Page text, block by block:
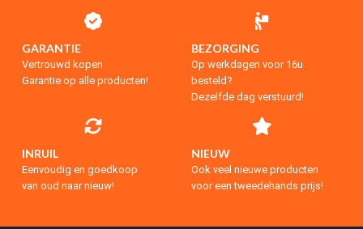
GARANTIE
Vertrouwd kopen
Garantie op alle producten!
BEZORGING
Op werkdagen voor 16u
besteld?
Dezelfde dag verstuurd!
INRUIL
Eenvoudig en goedkoop
van oud naar nieuw!
NIEUW
Ook veel nieuwe producten
voor een tweedehands prijs!